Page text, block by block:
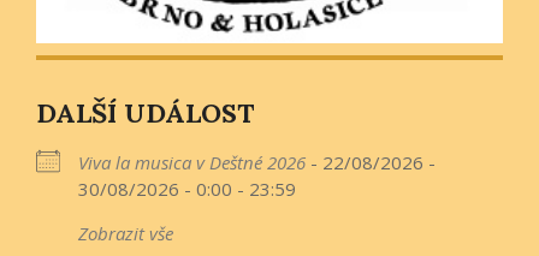
DALŠÍ UDÁLOST
Viva la musica v Deštné 2026 - 22/08/2026 -
30/08/2026 - 0:00 - 23:59
Zobrazit vše